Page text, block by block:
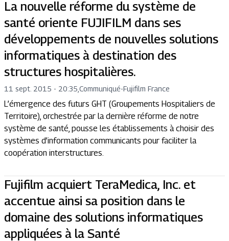
La nouvelle réforme du système de
santé oriente FUJIFILM dans ses
développements de nouvelles solutions
informatiques à destination des
structures hospitalières.
11 sept. 2015 - 20:35 Communiqué-Fujifilm France
L’émergence des futurs GHT (Groupements Hospitaliers de
Territoire), orchestrée par la dernière réforme de notre
système de santé, pousse les établissements à choisir des
systèmes d’information communicants pour faciliter la
coopération interstructures.
Fujifilm acquiert TeraMedica, Inc. et
accentue ainsi sa position dans le
domaine des solutions informatiques
appliquées à la Santé